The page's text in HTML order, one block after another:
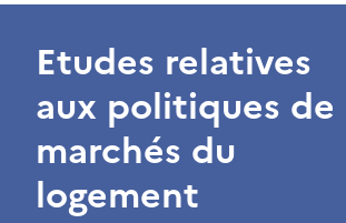
Etudes relatives
aux politiques de
marchés du
logement